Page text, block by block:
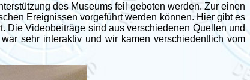
des Museums feil geboten werden. Zur einen
Ereignissen vorgeführt werden können. Hier gibt es
Die Videobeiträge sind aus verschiedenen Quellen und
sehr interaktiv und wir kamen verschiedentlich vom